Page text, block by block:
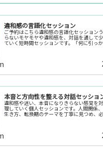
違和感の言語化セッション
ご予約はこちら違和感の言語化セッション
らないモヤモヤや違和感を、対話を通して
ていく短時間セッションです。「何に引っ
か分からない」「今の自分の状態を整理し
本音と方向性を整える対話セッショ
違和感や迷い、本音になりきらない感覚を
理していく個人セッションです。人間関係
生き方、転換期のテーマを丁寧に見つめ、
ードや感性の視点も補助的に用います。